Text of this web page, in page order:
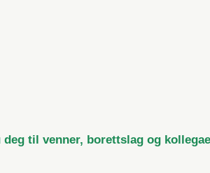
til venner, borettslag og